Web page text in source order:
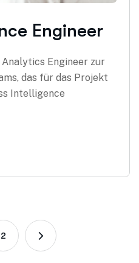
Engineer
Engineer zur
das für das Projekt
Intelligence
2